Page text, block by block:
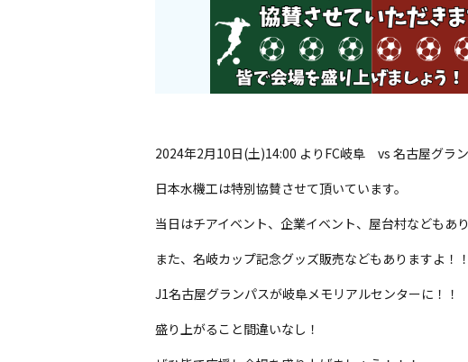
2024年2月10日(土)14:00 よりFC岐阜 vs 名古屋グラ
日本水機工は特別協賛させて頂いています。
当日はチアイベント、企業イベント、屋台村などもあり
また、名岐カップ記念グッズ販売などもありますよ！！
J1名古屋グランパスが岐阜メモリアルセンターに！！
盛り上がること間違いなし！